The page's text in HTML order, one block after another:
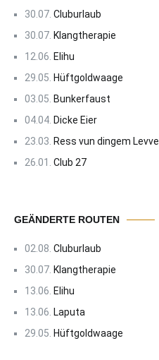
30.07. Cluburlaub
30.07. Klangtherapie
12.06. Elihu
29.05. Hüftgoldwaage
03.05. Bunkerfaust
04.04. Dicke Eier
23.03. Ress vun dingem Levve
26.01. Club 27
GEÄNDERTE ROUTEN
02.08. Cluburlaub
30.07. Klangtherapie
13.06. Elihu
13.06. Laputa
29.05. Hüftgoldwaage